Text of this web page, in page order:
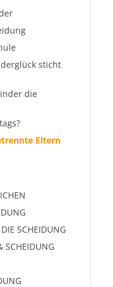
sticht
die
Eltern
SCHEIDUNG
SCHEIDUNG